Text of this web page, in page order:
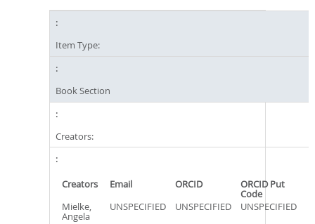
Item Type:
Book Section
Creators:
Creators Email ORCID ORCID Put
Code
Mielke,
Angela
UNSPECIFIED UNSPECIFIED UNSPECIFIED